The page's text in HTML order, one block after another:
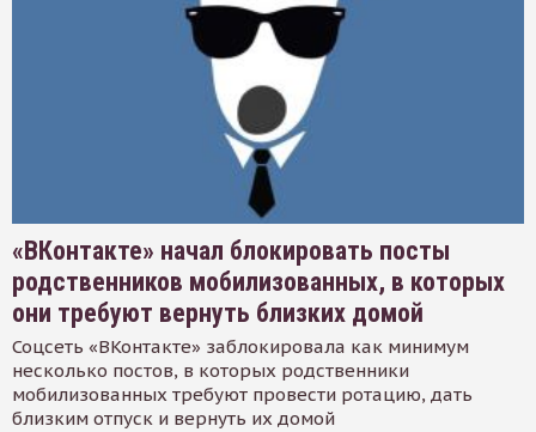
«ВКонтакте» начал блокировать посты
родственников мобилизованных, в которых
они требуют вернуть близких домой
Соцсеть «ВКонтакте» заблокировала как минимум
несколько постов, в которых родственники
мобилизованных требуют провести ротацию, дать
близким отпуск и вернуть их домой